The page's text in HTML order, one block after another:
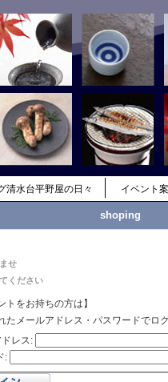
清水台平野屋の日々 イベント
shoping
せ
ください
トをお持ちの方は】
たメールアドレス・パスワードでロ
レス:
: